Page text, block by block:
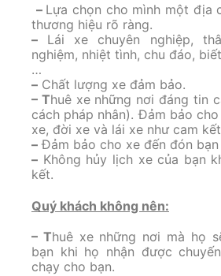
– Lựa chọn cho mình một địa
thương hiệu rõ ràng.
– Lái xe chuyên nghiệp,
nghiệm, nhiệt tình, chu đáo,
…
– Chất lượng xe đảm bảo.
– Thuê xe những nơi đáng tin
cách pháp nhân). Đảm bảo
xe, đời xe và lái xe như cam
– Đảm bảo cho xe đến đón
– Không hủy lịch xe của bạn
kết.
Quý khách không nên:
– Thuê xe những nơi mà họ
bạn khi họ nhận được
chạy cho bạn.